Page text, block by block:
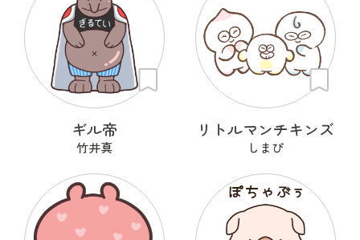
ギル帝
竹井真
リトルマンチキンズ
しまぴ